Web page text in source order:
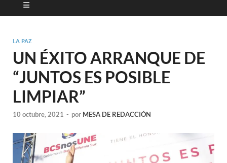
LA PAZ
UN ÉXITO ARRANQUE DE
“JUNTOS ES POSIBLE
LIMPIAR”
10 octubre, 2021 - por MESA DE REDACCIÓN